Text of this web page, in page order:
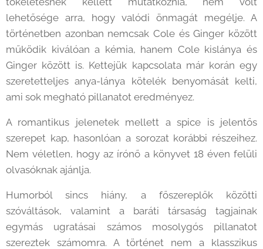
lehetősége arra, hogy valódi önmagát megélje. A
történetben azonban nemcsak Cole és Ginger között
működik kiválóan a kémia, hanem Cole kislánya és
Ginger között is. Kettejük kapcsolata már korán egy
szeretetteljes anya-lánya kötelék benyomását kelti,
ami sok megható pillanatot eredményez.
A romantikus jelenetek mellett a spice is jelentős
szerepet kap, hasonlóan a sorozat korábbi részeihez.
Nem véletlen, hogy az írónő a könyvet 18 éven felüli
olvasóknak ajánlja.
Humorból sincs hiány, a főszereplők közötti
szóváltások, valamint a baráti társaság tagjainak
egymás ugratásai számos mosolygós pillanatot
szereztek számomra. A történet nem a klasszikus